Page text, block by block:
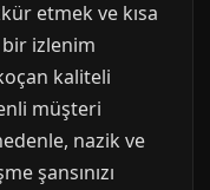
etmek ve kısa
izlenim
kaliteli
müşteri
nazik ve
şansınızı